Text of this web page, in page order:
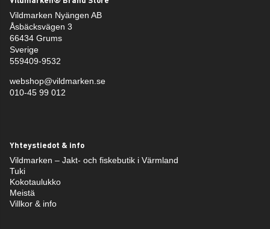
Vildmarken Nyängen AB
Åsbäcksvägen 3
66434 Grums
Sverige
559409-9532
webshop@vildmarken.se
010-45 99 012
Yhteystiedot & info
Vildmarken – Jakt- och fiskebutik i Värmland
Tuki
Kokotaulukko
Meistä
Villkor & info